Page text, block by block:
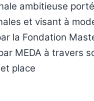
ambitieuse
et visant à
la Fondation
MEDA à travers
place